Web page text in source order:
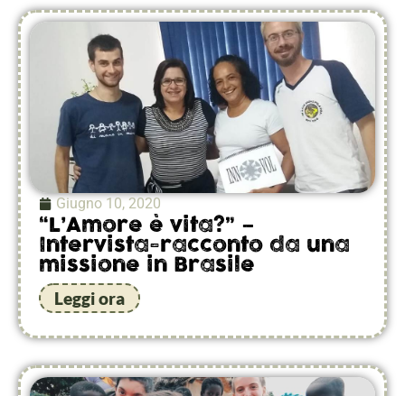
Giugno 10, 2020
“L’Amore è vita?” –
Intervista-racconto da una
missione in Brasile
Leggi ora